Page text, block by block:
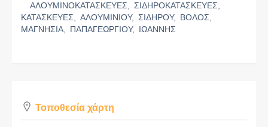
ΑΛΟΥΜΙΝΟΚΑΤΑΣΚΕΥΕΣ, ΣΙΔΗΡΟΚΑΤΑΣΚΕΥΕΣ,
ΚΑΤΑΣΚΕΥΕΣ, ΑΛΟΥΜΙΝΙΟΥ, ΣΙΔΗΡΟΥ, ΒΟΛΟΣ,
ΜΑΓΝΗΣΙΑ, ΠΑΠΑΓΕΩΡΓΙΟΥ, ΙΩΑΝΝΗΣ
Τοποθεσία χάρτη